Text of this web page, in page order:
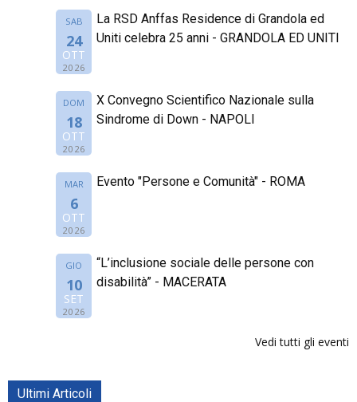
SAB
24
OTT
2026
La RSD Anffas Residence di Grandola ed
Uniti celebra 25 anni - GRANDOLA ED UNITI
DOM
18
OTT
2026
X Convegno Scientifico Nazionale sulla
Sindrome di Down - NAPOLI
MAR
6
OTT
2026
Evento "Persone e Comunità" - ROMA
GIO
10
SET
2026
“L’inclusione sociale delle persone con
disabilità” - MACERATA
Vedi tutti gli eventi
Ultimi Articoli